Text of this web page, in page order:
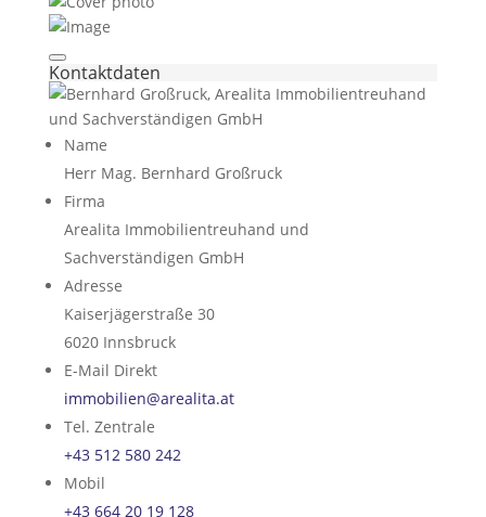
Kontaktdaten
Name
Herr Mag. Bernhard Großruck
Firma
Arealita Immobilientreuhand und
Sachverständigen GmbH
Adresse
Kaiserjägerstraße 30
6020 Innsbruck
E-Mail Direkt
immobilien@arealita.at
Tel. Zentrale
+43 512 580 242
Mobil
+43 664 20 19 128